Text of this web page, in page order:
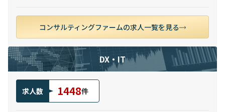
コンサルティングファームの求人一覧を見る
DX・IT
求人数 1448件